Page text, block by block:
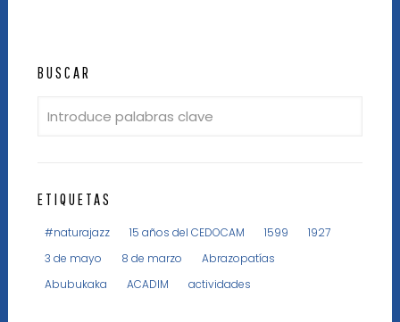
BUSCAR
ETIQUETAS
#naturajazz 15 años del CEDOCAM 1599
1927
3 de mayo
8 de marzo
Abrazopatías
Abubukaka
ACADIM actividades